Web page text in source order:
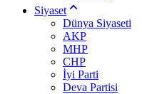
Siyaset
Dünya Siyaseti
AKP
MHP
CHP
İyi Parti
Deva Partisi